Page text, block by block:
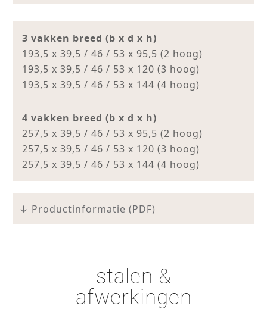
3 vakken breed (b x d x h)
193,5 x 39,5 / 46 / 53 x 95,5 (2 hoog)
193,5 x 39,5 / 46 / 53 x 120 (3 hoog)
193,5 x 39,5 / 46 / 53 x 144 (4 hoog)
4 vakken breed (b x d x h)
257,5 x 39,5 / 46 / 53 x 95,5 (2 hoog)
257,5 x 39,5 / 46 / 53 x 120 (3 hoog)
257,5 x 39,5 / 46 / 53 x 144 (4 hoog)
↓ Productinformatie (PDF)
stalen &
afwerkingen